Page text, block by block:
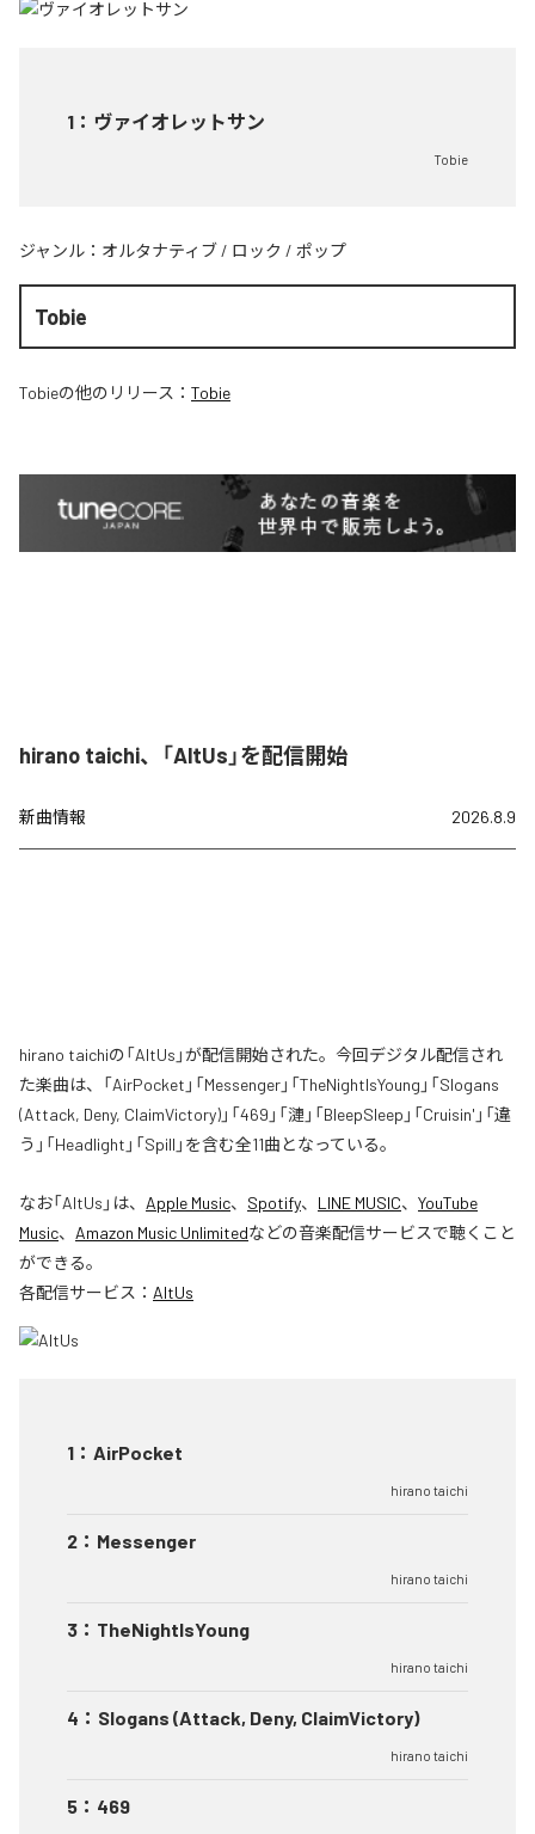
1 ： ヴァイオレットサン
Tobie
ジャンル： オルタナティブ / ロック / ポップ
Tobie
Tobieの他のリリース： Tobie
hirano taichi、「AltUs」を配信開始
新曲情報 2026.8.9
hirano taichiの「AltUs」が配信開始された。今回デジタル配信され
た楽曲は、「AirPocket」「Messenger」「TheNightIsYoung」「Slogans
(Attack, Deny, ClaimVictory)」「469」「漣」「BleepSleep」「Cruisin'」「違
う」「Headlight」「Spill」を含む全11曲となっている。
なお「AltUs 」は、 Apple Music、 Spotify、 LINE MUSIC、 YouTube
Music、 Amazon Music Unlimitedなどの音楽配信サービスで聴くこと
ができる。
各配信サービス： AltUs
1 ： AirPocket
hirano taichi
2 ： Messenger
hirano taichi
3 ： TheNightIsYoung
hirano taichi
4 ： Slogans (Attack, Deny, ClaimVictory)
hirano taichi
5 ： 469